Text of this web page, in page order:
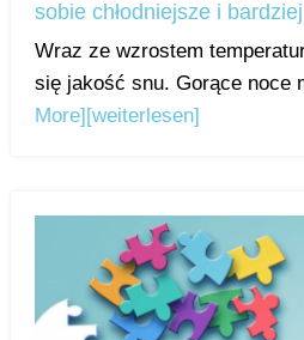
sobie chłodniejsze i
Wraz ze wzrostem
się jakość snu. Gorące noce
More][weiterlesen]